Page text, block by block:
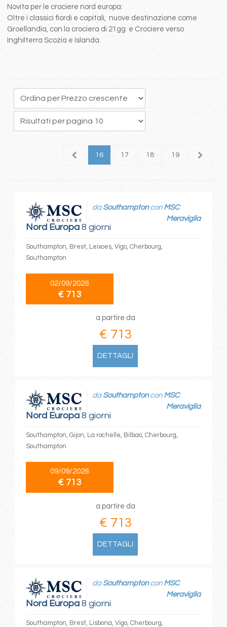
Novita per le crociere nord europa:
Oltre i classici fiordi e capitali, nuove destinazione come
Groellandia, con la crociera di 21gg e Crociere verso
Inghilterra Scozia e Islanda.
15 16 17 18 19 20
Nord Europa8 giorni
da Southamptoncon MSC
Meraviglia
Southampton, Brest, Leixoes, Vigo, Cherbourg,
Southampton
02/09/2028
€ 713
a partire da
€ 713
DETTAGLI
Nord Europa8 giorni
da Southamptoncon MSC
Meraviglia
Southampton, Gijon, La rochelle, Bilbao, Cherbourg,
Southampton
09/09/2028
€ 713
a partire da
€ 713
DETTAGLI
Nord Europa8 giorni
da Southamptoncon MSC
Meraviglia
Southampton, Brest, Lisbona, Vigo, Cherbourg,